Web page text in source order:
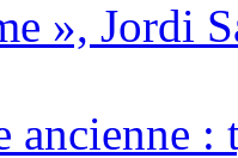
», Jordi
ancienne :